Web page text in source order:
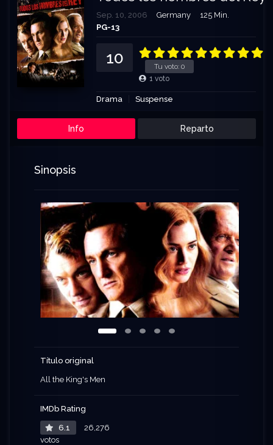
Sep. 10, 2006 Germany
125 Min.
PG-13
Tu voto: 0
10
1 voto
Drama Suspense
Info Reparto
Sinopsis
Título original
All the King's Men
IMDb Rating
6.1
26,276
votos